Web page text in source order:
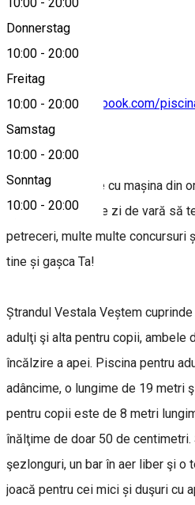
10:00 - 20:00
Donnerstag
10:00 - 20:00
Freitag
10:00 - 20:00
Samstag
10:00 - 20:00
Sonntag
10:00 - 20:00
https://www.facebook.com/
About
La doar 15 minute cu mașina din
așteaptă în fiecare zi de vară să
petreceri, multe multe concursuri
tine și gașca Ta!
Ștrandul Vestala Veștem
adulţi şi alta pentru copii, ambele
încălzire a apei. Piscina pentru
adâncime, o lungime de 19 metri
pentru copii este de 8 metri
înălţime de doar 50 de
şezlonguri, un bar în aer liber şi o
joacă pentru cei mici și duşuri cu